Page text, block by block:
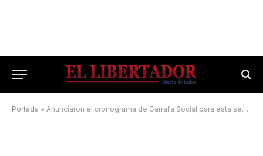
Portada » Anunciaron el cronograma de Garrafa Social para esta semana